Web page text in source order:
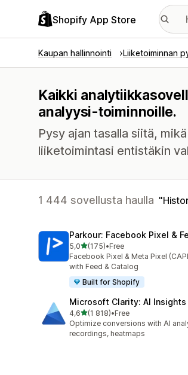
Shopify App Store
Kaupan hallinnointi Liiketoiminnan
Kaikki
analyysi-toiminnoille.
Pysy ajan tasalla siitä,
liiketoimintasi entistäkin
1 444 sovellusta haulla
Parkour: Facebook Pixel &
5,0/ 5 tähteä
(175)
175 arvostelua yhteensä
•Free
Facebook Pixel & Meta Pixel
with Feed & Catalog
Built for Shopify
Microsoft Clarity: AI Insights
4,6/ 5 tähteä
(1 818)
1818 arvostelua yhteensä
•Free
Optimize conversions with AI
recordings, heatmaps